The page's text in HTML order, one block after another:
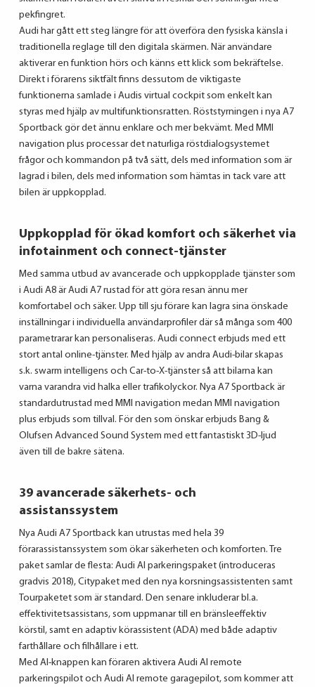
pekfingret.
Audi har gått ett steg längre för att överföra den fysiska känsla i
traditionella reglage till den digitala skärmen. När användare
aktiverar en funktion hörs och känns ett klick som bekräftelse.
Direkt i förarens siktfält finns dessutom de viktigaste
funktionerna samlade i Audis virtual cockpit som enkelt kan
styras med hjälp av multifunktionsratten. Röststyrningen i nya A7
Sportback gör det ännu enklare och mer bekvämt. Med MMI
navigation plus processar det naturliga röstdialogsystemet
frågor och kommandon på två sätt, dels med information som är
lagrad i bilen, dels med information som hämtas in tack vare att
bilen är uppkopplad.
Uppkopplad för ökad komfort och säkerhet via
infotainment och connect-tjänster
Med samma utbud av avancerade och uppkopplade tjänster som
i Audi A8 är Audi A7 rustad för att göra resan ännu mer
komfortabel och säker. Upp till sju förare kan lagra sina önskade
inställningar i individuella användarprofiler där så många som 400
parametrarar kan personaliseras. Audi connect erbjuds med ett
stort antal online-tjänster. Med hjälp av andra Audi-bilar skapas
s.k. swarm intelligens och Car-to-X-tjänster så att bilarna kan
varna varandra vid halka eller trafikolyckor. Nya A7 Sportback är
standardutrustad med MMI navigation medan MMI navigation
plus erbjuds som tillval. För den som önskar erbjuds Bang &
Olufsen Advanced Sound System med ett fantastiskt 3D-ljud
även till de bakre sätena.
39 avancerade säkerhets- och
assistanssystem
Nya Audi A7 Sportback kan utrustas med hela 39
förarassistanssystem som ökar säkerheten och komforten. Tre
paket samlar de flesta: Audi AI parkeringspaket (introduceras
gradvis 2018), Citypaket med den nya korsningsassistenten samt
Tourpaketet som är standard. Den senare inkluderar bl.a.
effektivitetsassistans, som uppmanar till en bränsleeffektiv
körstil, samt en adaptiv körassistent (ADA) med både adaptiv
farthållare och filhållare i ett.
Med AI-knappen kan föraren aktivera Audi AI remote
parkeringspilot och Audi AI remote garagepilot, som kommer att